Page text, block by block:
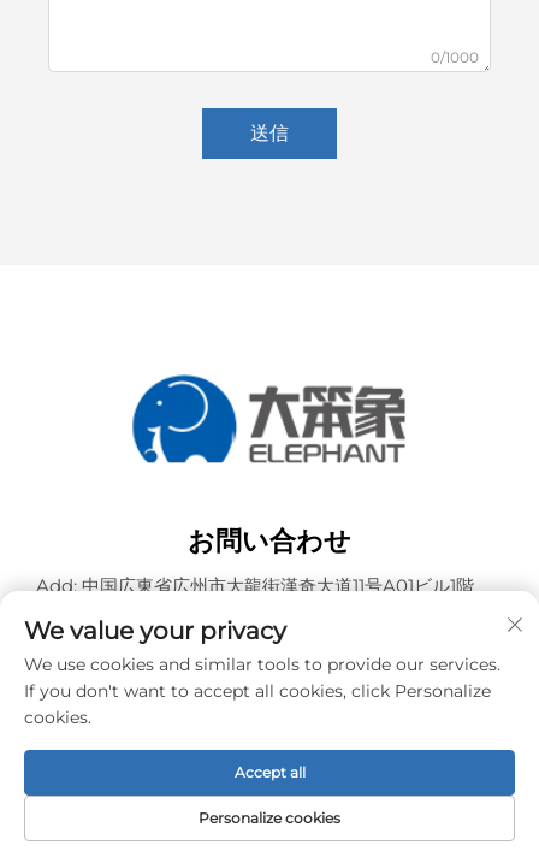
0/1000
送信
お問い合わせ
Add: 中国広東省広州市大龍街漢奇大道11号A01ビル1階
電話番号：+86-15119752340
Eメール：[email protected]
著作権 © 広州エレファントデジタルテクノロジー株式会社 -
プライバシーポリシー
We value your privacy
We use cookies and similar tools to provide our services.
If you don't want to accept all cookies, click Personalize
cookies.
Personalize cookies
Accept all